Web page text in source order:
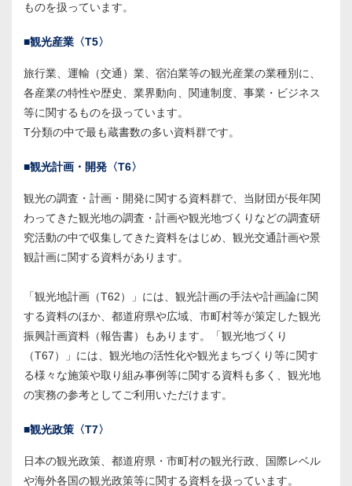
ものを扱っています。
■観光産業〈T5〉
旅行業、運輸（交通）業、宿泊業等の観光産業の業種別に、
各産業の特性や歴史、業界動向、関連制度、事業・ビジネス
等に関するものを扱っています。
T分類の中で最も蔵書数の多い資料群です。
■観光計画・開発〈T6〉
観光の調査・計画・開発に関する資料群で、当財団が長年関
わってきた観光地の調査・計画や観光地づくりなどの調査研
究活動の中で収集してきた資料をはじめ、観光交通計画や景
観計画に関する資料があります。
「観光地計画（T62）」には、観光計画の手法や計画論に関
する資料のほか、都道府県や広域、市町村等が策定した観光
振興計画資料（報告書）もあります。「観光地づくり
（T67）」には、観光地の活性化や観光まちづくり等に関す
る様々な施策や取り組み事例等に関する資料も多く、観光地
の実務の参考としてご利用いただけます。
■観光政策〈T7〉
日本の観光政策、都道府県・市町村の観光行政、国際レベル
や海外各国の観光政策等に関する資料を扱っています。